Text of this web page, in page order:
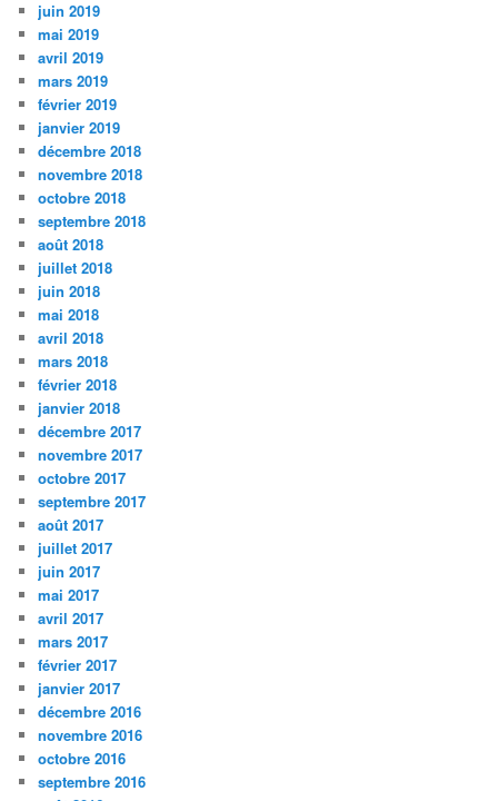
juin 2019
mai 2019
avril 2019
mars 2019
février 2019
janvier 2019
décembre 2018
novembre 2018
octobre 2018
septembre 2018
août 2018
juillet 2018
juin 2018
mai 2018
avril 2018
mars 2018
février 2018
janvier 2018
décembre 2017
novembre 2017
octobre 2017
septembre 2017
août 2017
juillet 2017
juin 2017
mai 2017
avril 2017
mars 2017
février 2017
janvier 2017
décembre 2016
novembre 2016
octobre 2016
septembre 2016